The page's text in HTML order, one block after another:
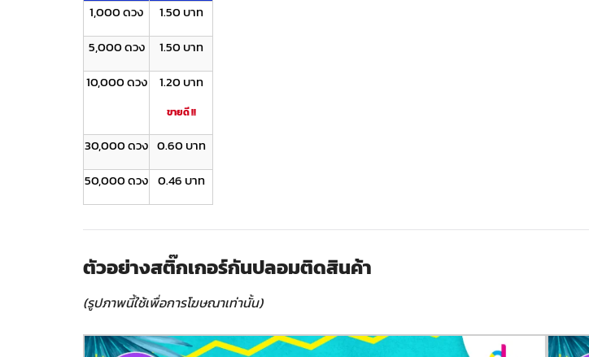
1,000 ดวง
1.50 บาท
5,000 ดวง
1.50 บาท
10,000 ดวง
1.20 บาท
ขายดี !!
30,000 ดวง 0.60 บาท
50,000 ดวง 0.46 บาท
ตัวอย่างสติ๊กเกอร์กันปลอมติดสินค้า
(รูปภาพนี้ใช้เพื่อการโฆษณาเท่านั้น)